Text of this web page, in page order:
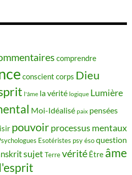
comprendre
conscient corps Dieu
l'âme la vérité logique Lumière
Moi-Idéalisé paix pensées
pouvoirprocessus mentaux
Esotéristes psy ésoquestion
sujet Terrevérité Être âme